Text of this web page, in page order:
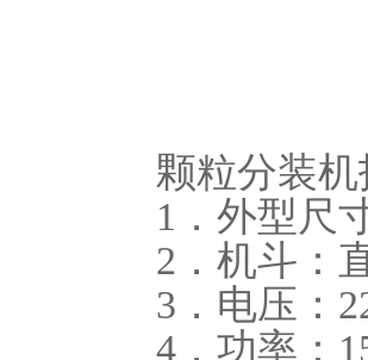
颗粒分装
1．外型尺
2．机斗：
3．电压：
4．功率：